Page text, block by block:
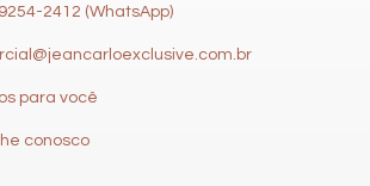
2412 (WhatsApp)
para você
conosco